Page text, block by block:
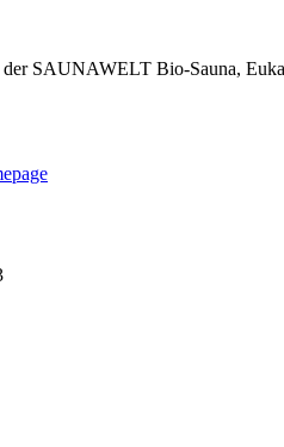
SAUNAWELT Bio-Sauna,